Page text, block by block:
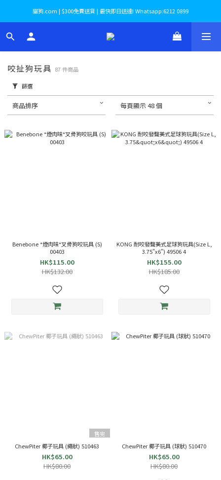
貓狗.com | $300免費送貨 | 最快即日送達! Whatsapp:6212 0899
咬扯狗玩具 87 件商品
篩選
商品排序 每頁顯示 48 個
Benebone *煙肉味*叉骨狗咬玩具 (S)
00403
HK$115.00
HK$132.00
KONG 耐咬發聲美式足球狗玩具(Size L,
3.75"x6") 49506 4
HK$155.00
HK$185.00
售完
ChewPiter 椰子玩具 (繩狀) 510463
HK$65.00
HK$80.00
ChewPiter 椰子玩具 (球狀) 510470
HK$65.00
HK$80.00